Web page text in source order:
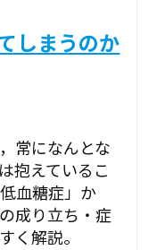
しまうのか
常になんとな
抱えているこ
血糖症」か
成り立ち・症
く解説。